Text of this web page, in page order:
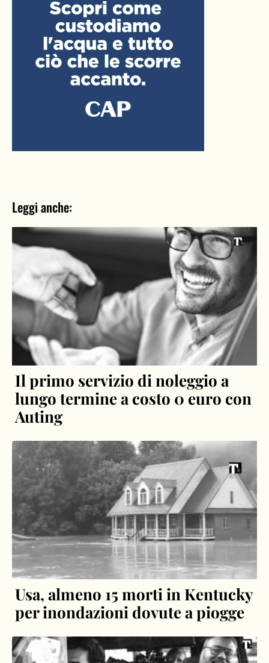
Leggi anche:
Il primo servizio di noleggio a
lungo termine a costo 0 euro con
Auting
Usa, almeno 15 morti in Kentucky
per inondazioni dovute a piogge